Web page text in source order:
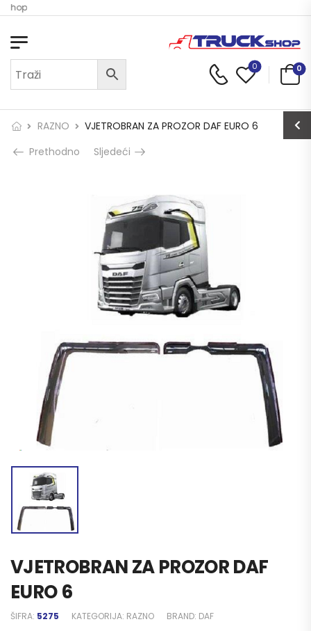
0 0
RAZNO
VJETROBRAN ZA PROZOR DAF EURO 6
Prethodno
Sljedeći
VJETROBRAN ZA PROZOR DAF
EURO 6
ŠIFRA: 5275 KATEGORIJA: RAZNO BRAND: DAF